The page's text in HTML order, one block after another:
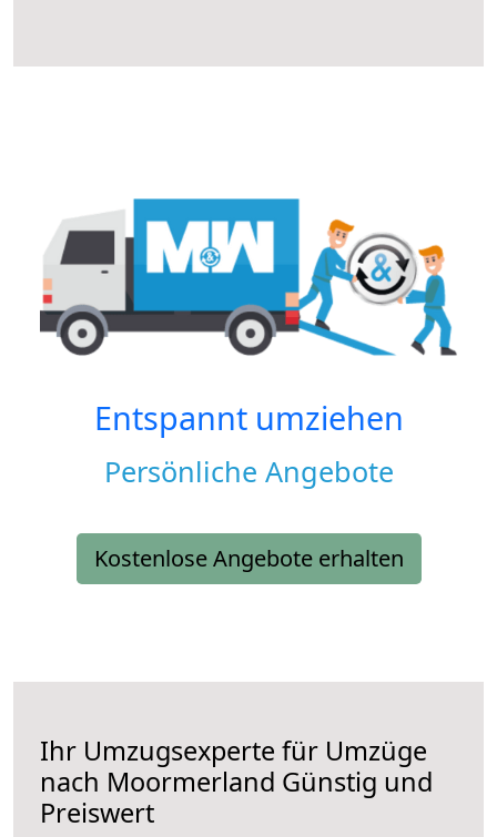
Entspannt umziehen
Persönliche Angebote
Kostenlose Angebote erhalten
Ihr Umzugsexperte für Umzüge
nach Moormerland Günstig und
Preiswert